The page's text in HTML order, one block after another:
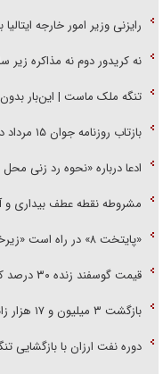
رایزنی وزیر امور خارجه
نه کریدور دوم نه مذاکره زیر
تنگه ملک ماست | این‌بار
بازتاب روزنامه جوان ۱۵ مرداد در شبکه خبر
ادعا درباره «نحوه رد زنی
مشروطه نقطه عطف بیداری و
«پایتخت ۸» در راه است «زیرخاکی» به نوروز می‌رسد
قیمت گوسفند زنده ۳۰ درصد کاهش یافت؛ گوشت ارزان نشد
بازگشت ۳ میلیون و ۱۷ هزار زائر اربعین به کشور
دوره نفت ارزان با بازگشایی